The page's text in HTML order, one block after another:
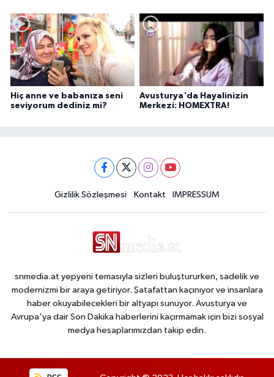
Hiç anne ve babanıza seni
seviyorum dediniz mi?
Avusturya'da Hayalinizin
Merkezi: HOMEXTRA!
Gizlilik Sözleşmesi Kontakt IMPRESSUM
snmedia.at yepyeni temasıyla sizleri buluştururken, sadelik ve
modernizmi bir araya getiriyor. Şatafattan kaçınıyor ve insanlara
haber okuyabilecekleri bir altyapı sunuyor. Avusturya ve
Avrupa'ya dair Son Dakika haberlerini kaçırmamak için bizi sosyal
medya hesaplarımızdan takip edin.